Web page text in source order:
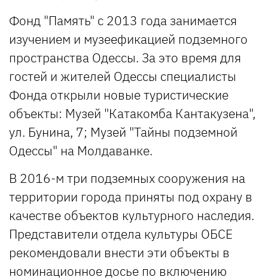
Фонд "Память" с 2013 года занимается
изучением и музеефикацией подземного
пространства Одессы. За это время для
гостей и жителей Одессы специалисты
Фонда открыли новые туристические
объекты: Музей "Катакомба Кантакузена",
ул. Бунина, 7; Музей "Тайны подземной
Одессы" на Молдаванке.
В 2016-м три подземных сооружения на
территории города приняты под охрану в
качестве объектов культурного наследия.
Представители отдела культуры ОБСЕ
рекомендовали внести эти объекты в
номинационное досье по включению